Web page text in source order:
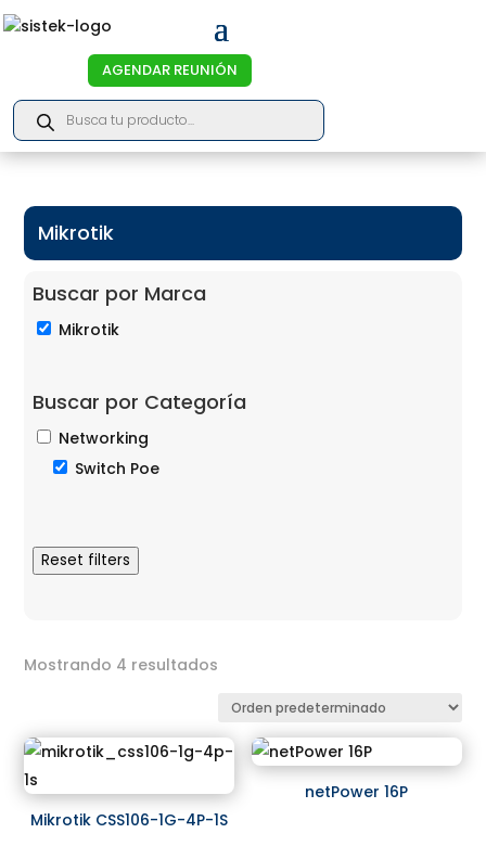
AGENDAR REUNIÓN
Products
search
Mikrotik
Buscar por Marca
Mikrotik
Buscar por Categoría
Networking
Switch Poe
Reset filters
Mostrando 4 resultados
Mikrotik CSS106-1G-4P-1S
netPower 16P